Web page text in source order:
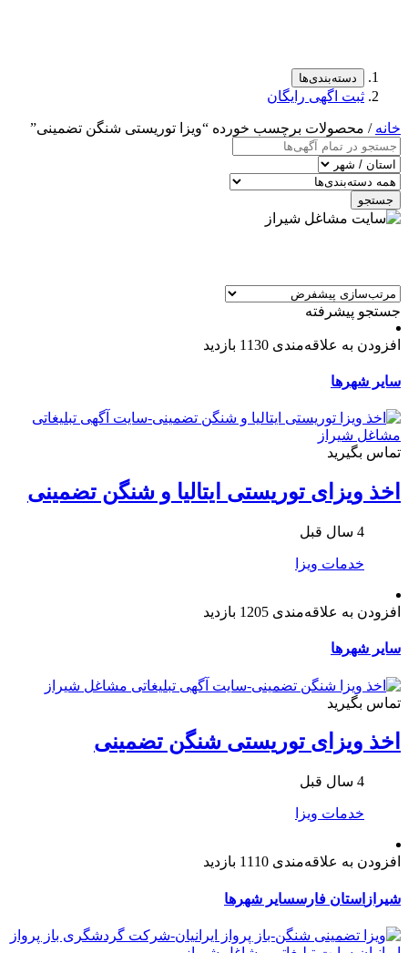
دسته‌بندی‌ها
ثبت اگهی رایگان
خانه / محصولات برچسب خورده “ویزا توریستی شنگن تضمینی”
جستجو
جستجو پیشرفته
افزودن به علاقه‌مندی 1130 بازدید
سایر شهرها
تماس بگیرید
اخذ ویزای توریستی ایتالیا و شنگن تضمینی
4 سال قبل
خدمات ویزا
افزودن به علاقه‌مندی 1205 بازدید
سایر شهرها
تماس بگیرید
اخذ ویزای توریستی شنگن تضمینی
4 سال قبل
خدمات ویزا
افزودن به علاقه‌مندی 1110 بازدید
شیراز استان فارسسایر شهرها